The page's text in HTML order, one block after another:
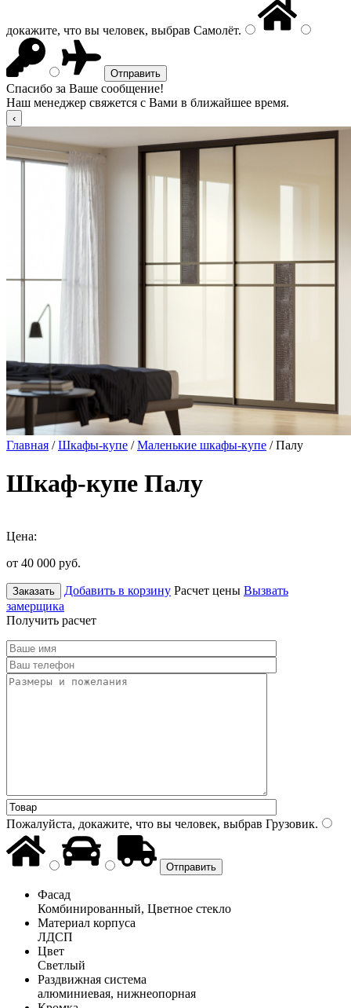
докажите, что вы человек, выбрав Самолёт.
Спасибо за Ваше сообщение!
Наш менеджер свяжется с Вами в ближайшее время.
Главная /Шкафы-купе /Маленькие шкафы-купе / Палу
Шкаф-купе Палу
Цена:
от 40 000 руб.
Заказать Добавить в корзину Расчет цены Вызвать
замерщика
Получить расчет
Пожалуйста, докажите, что вы человек, выбрав Грузовик.
Фасад
Комбинированный, Цветное стекло
Материал корпуса
ЛДСП
Цвет
Светлый
Раздвижная система
алюминиевая, нижнеопорная